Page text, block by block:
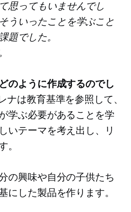
思ってもいませんでし
ういったことを学ぶこと
題でした。
のように作成するのでし
ナは教育基準を参照して、
学ぶ必要があることを学
いテーマを考え出し、リ
。
の興味や自分の子供たち
にした製品を作ります。